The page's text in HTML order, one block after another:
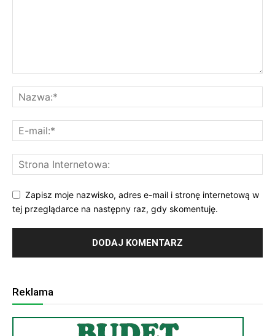
Zapisz moje nazwisko, adres e-mail i stronę internetową w
tej przeglądarce na następny raz, gdy skomentuję.
Reklama